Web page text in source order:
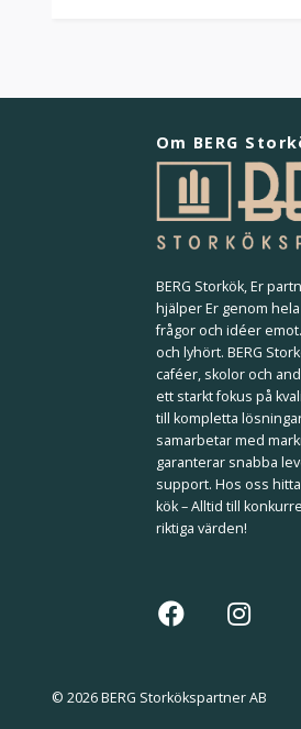
Om BERG
BERG Storkök, Er
hjälper Er genom
frågor och idéer
och lyhört. BERG
caféer, skolor och
ett starkt fokus på
till kompletta
samarbetar med
garanterar snabba
support. Hos oss
kök – Alltid till
riktiga värden!
© 2026 BERG Storkökspartner AB